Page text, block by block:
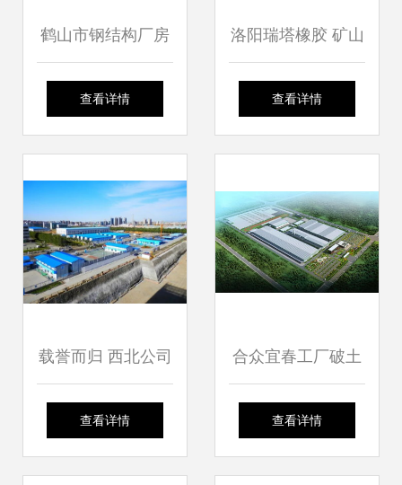
鹤山市钢结构厂房
安全检测机构 专业
设工程施工安全防
线
查看详情
洛阳瑞塔橡胶 矿山
施工设备产品列表
决方案
查看详情
载誉而归 西北公司
六个项目荣获全国
查看详情
合众宜春工厂破土
动工 构筑“双资
查看详情